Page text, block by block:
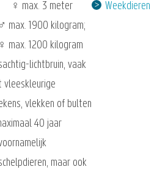
♀ max. 3 meter
♂ max. 1900 kilogram;
♀ max. 1200 kilogram
lichtbruin, vaak
vleeskleurige
vlekken of bulten
40 jaar
maar ook
Weekdieren